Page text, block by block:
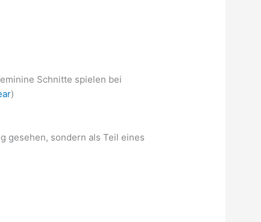
Schnitte spielen bei
)
gesehen, sondern als Teil eines